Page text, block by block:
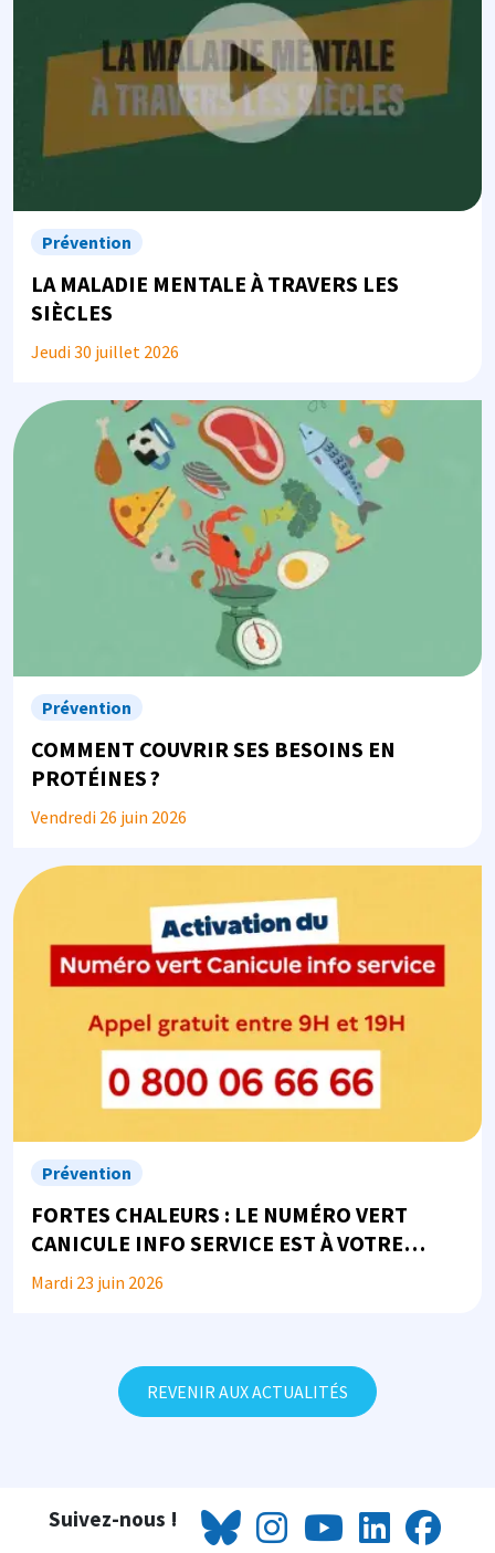
Prévention
LA MALADIE MENTALE À TRAVERS LES
SIÈCLES
Jeudi 30 juillet 2026
Image
Prévention
COMMENT COUVRIR SES BESOINS EN
PROTÉINES ?
Vendredi 26 juin 2026
Image
Prévention
FORTES CHALEURS : LE NUMÉRO VERT
CANICULE INFO SERVICE EST À VOTRE
DISPOSITION
Mardi 23 juin 2026
REVENIR AUX ACTUALITÉS
Suivez-nous !